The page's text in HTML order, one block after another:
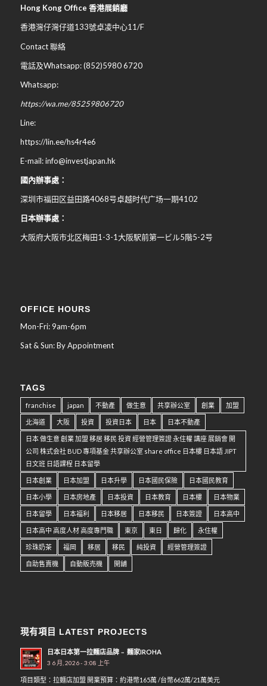
Hong Kong Office 香港展銷廳
香港灣仔灣仔道133號卓凌中心11/F
Contact 聯絡
電話及Whatsapp: (852)5980 6720
Whatsapp:
https://wa.me/85259806720
Line:
https://lin.ee/hs4r4e6
E-mail: info@investjapan.hk
國內辦事處：
深圳市福田区益田路4068号卓越时代广场一期4102
日本辦事處：
大阪府大阪市北区梅田1-3-1大阪駅前第一ビル5階5-2号
OFFICE HOURS
Mon-Fri: 9am-6pm
Sat & Sun: By Appointment
TAGS
franchise japan 不動產 做生意 共享辦公室 創業 加盟
北海道 大阪 投資 投資日本 日本 日本不動產
日本 做生意 創業 加盟 移居 移民 投資 經營管理簽證 永住權 講座 展銷會 開
公司 株式会社 BUD 專項基金 共享辦公室 share office 日本樓 日本語 JIPT
日文班 日語課程 日本留學
日本創業 日本加盟 日本升學 日本國民保險 日本國民教育
日本小學 日本房地產 日本投資 日本教育 日本樓 日本物業
日本留學 日本福利 日本移居 日本移民 日本簽證 日本高中
日本高中 高度人材 高度專門職 東京 東日 歸化 永住權
珍珠奶茶 福岡 移居 移民 純投資 經營管理簽證
自助售賣機 自動販売機 開舖
現有項目 LATEST PROJECTS
日本日本第一拉麵店品牌﹣ 麵家IROHA
3 6 月, 2026 - 3:08 上午
項目類型：拉麵店加盟 開業預算：約港幣165萬 /台幣662萬/21萬美元